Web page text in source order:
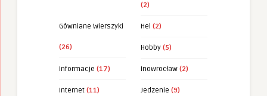
(2)
Gówniane Wierszyki
(26)
Hel (2)
Hobby (5)
Informacje (17) Inowrocław (2)
Internet (11) Jedzenie (9)